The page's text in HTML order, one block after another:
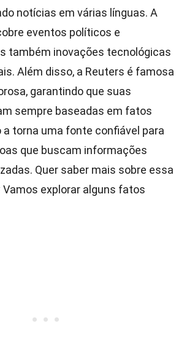
notícias em várias línguas. A
eventos políticos e
também inovações tecnológicas
Além disso, a Reuters é famosa
garantindo que suas
sempre baseadas em fatos
torna uma fonte confiável para
que buscam informações
Quer saber mais sobre essa
Vamos explorar alguns fatos